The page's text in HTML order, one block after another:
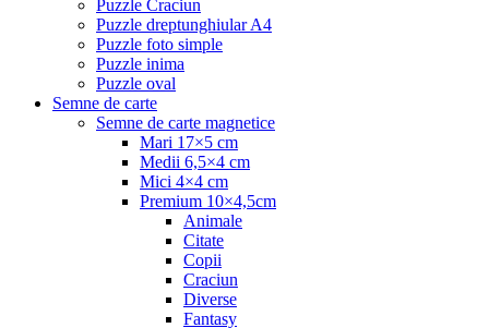
Puzzle Craciun
Puzzle dreptunghiular A4
Puzzle foto simple
Puzzle inima
Puzzle oval
Semne de carte
Semne de carte magnetice
Mari 17×5 cm
Medii 6,5×4 cm
Mici 4×4 cm
Premium 10×4,5cm
Animale
Citate
Copii
Craciun
Diverse
Fantasy